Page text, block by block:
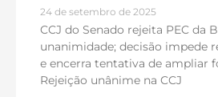
24 de setembro de 2025
CCJ do Senado rejeita PEC da
unanimidade; decisão impede
e encerra tentativa de ampliar
Rejeição unânime na CCJ